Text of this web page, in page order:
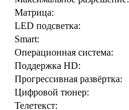
Матрица:
LED подсветка:
Smart:
Операционная система:
Поддержка HD:
Прогрессивная развёртка:
Цифровой тюнер:
Телетекст: